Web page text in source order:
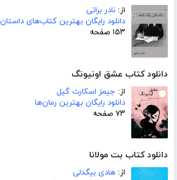
از: نادر براتی
دانلود رایگان بهترین کتاب‌های داستان
۱۵۳ صفحه
دانلود کتاب عشق اونیونگ
از: جیمز اسکارث گیل
دانلود رایگان بهترین رمان‌ها
۷۳ صفحه
دانلود کتاب بت مولانا
از: هادی بیگدلی